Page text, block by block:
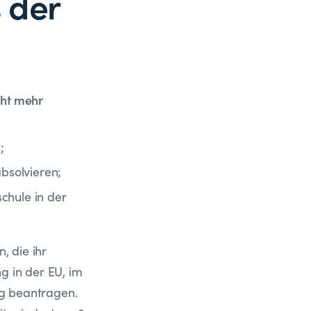
mehr
in der
die ihr
in der EU, im
beantragen.